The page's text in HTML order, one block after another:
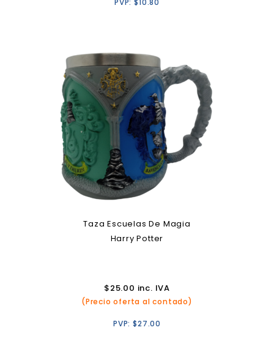
PVP:$10.80
Taza Escuelas De Magia
Harry Potter
$25.00 inc. IVA
(Precio oferta al contado)
PVP:$27.00